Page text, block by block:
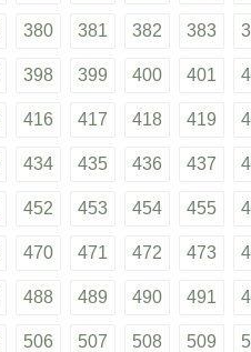
380 381 382 383
398 399 400 401
416 417 418 419
434 435 436 437
452 453 454 455
470 471 472 473
488 489 490 491
506 507 508 509